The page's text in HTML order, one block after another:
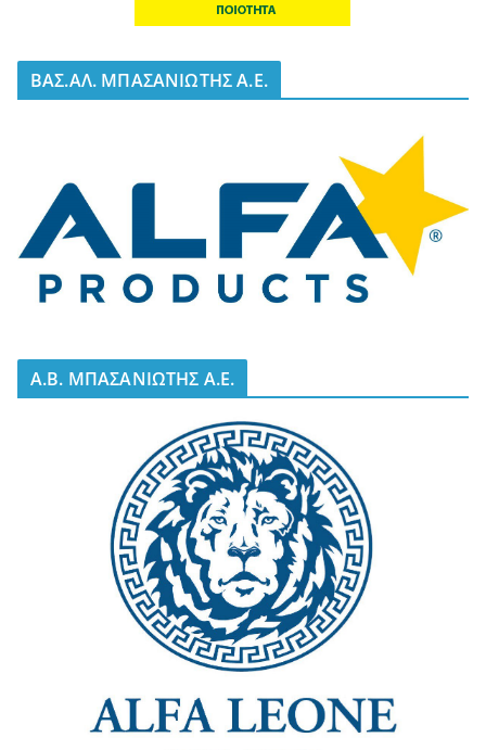
BΑΣ.ΑΛ. ΜΠΑΣΑΝΙΩΤΗΣ Α.Ε.
A.B. ΜΠΑΣΑΝΙΩΤΗΣ Α.Ε.